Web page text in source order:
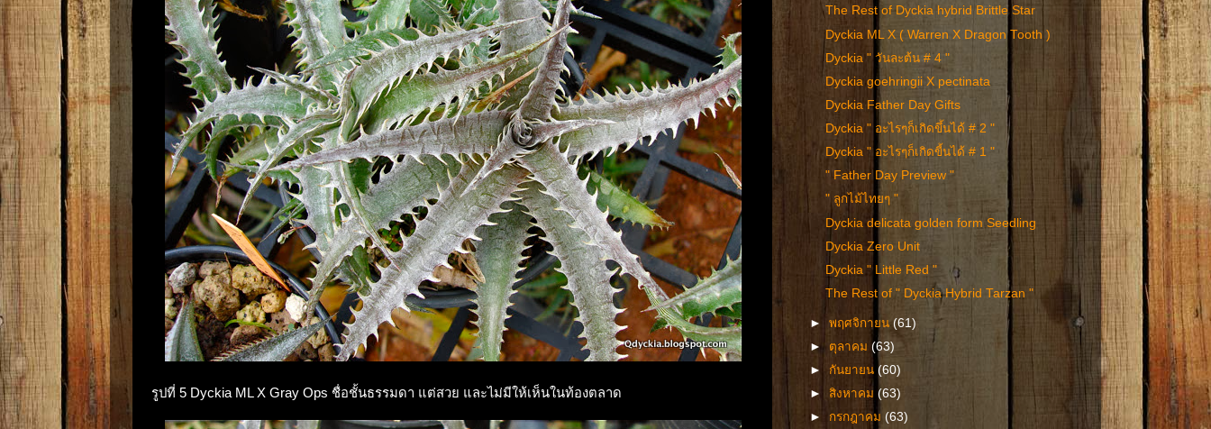
รูปที่ 5 Dyckia ML X Gray Ops ชื่อชั้นธรรมดา แต่สวย และไม่มีให้เห็นในท้องตลาด
The Rest of Dyckia hybrid Brittle Star
Dyckia ML X ( Warren X Dragon Tooth )
Dyckia " วันละต้น # 4 "
Dyckia goehringii X pectinata
Dyckia Father Day Gifts
Dyckia " อะไรๆก็เกิดขึ้นได้ # 2 "
Dyckia " อะไรๆก็เกิดขี้นได้ # 1 "
" Father Day Preview "
" ลูกไม้ไทยๆ "
Dyckia delicata golden form Seedling
Dyckia Zero Unit
Dyckia " Little Red "
The Rest of " Dyckia Hybrid Tarzan "
►พฤศจิกายน (61)
► ตุลาคม(63)
►กันยายน(60)
►สิงหาคม(63)
► กรกฎาคม(63)